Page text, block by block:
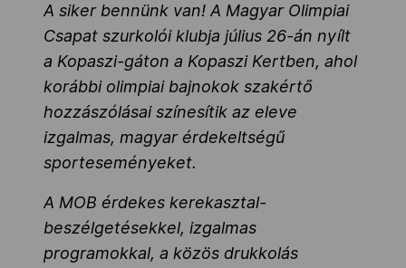
A siker bennünk van! A Magyar Olimpiai
Csapat szurkolói klubja július 26-án nyílt
a Kopaszi-gáton a Kopaszi Kertben, ahol
korábbi olimpiai bajnokok szakértő
hozzászólásai színesítik az eleve
izgalmas, magyar érdekeltségű
sporteseményeket.
A MOB érdekes kerekasztal-
beszélgetésekkel, izgalmas
programokkal, a közös drukkolás